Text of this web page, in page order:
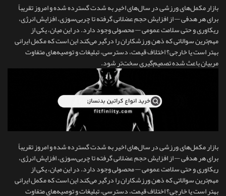
بازار مکمل‌های ورزشی در سال‌های اخیر به شدت گسترده شده و امروز تقریباً
برای هر هدفی — از افزایش حجم عضلانی گرفته تا چربی‌سوزی، افزایش انرژی،
ریکاوری و حتی سلامت عمومی — محصولی وجود دارد. در این میان، یکی از
مهم‌ترین سوالاتی که ذهن ورزشکاران را درگیر می‌کند این است که مکمل ایرانی
بهتر است یا خارجی؟ اختلاف قیمت، دسترسی، تبلیغات و توصیه‌های متفاوت
مربیان باعث شده تصمیم‌گیری سخت‌تر شود.
بازار مکمل‌های ورزشی در سال‌های اخیر به شدت گسترده شده و امروز تقریباً
برای هر هدفی — از افزایش حجم عضلانی گرفته تا چربی‌سوزی، افزایش انرژی،
ریکاوری و حتی سلامت عمومی — محصولی وجود دارد. در این میان، یکی از
مهم‌ترین سوالاتی که ذهن ورزشکاران را درگیر می‌کند این است که مکمل ایرانی
بهتر است یا خارجی؟ اختلاف قیمت، دسترسی، تبلیغات و توصیه‌های متفاوت